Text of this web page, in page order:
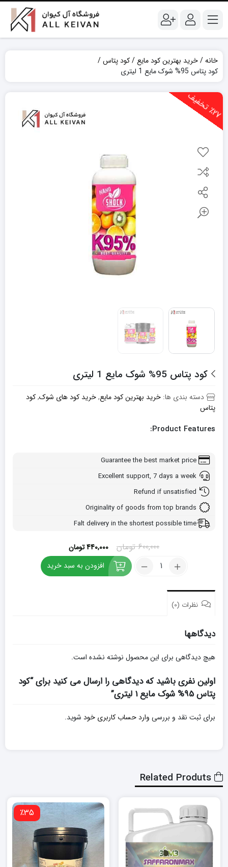
خانه خرید بهترین کود مایع
کود پتاس
کود پتاس 95% شوک مایع 1 لیتری
٪2
7
ت
خ
ف
یف
کود پتاس 95% شوک مایع 1 لیتری
دسته بندی ها: خرید بهترین کود مایع,خرید کود های شوک,کود
پتاس
Product Features:
Guarantee the best market price
Excellent support, 7 days a week
Refund if unsatisfied
Originality of goods from top brands
Falt delivery in the shortest possible time
600,000 تومان
قیمت
اصلی:
600,000 تومان
بود.
440,000تومان
فعلی:
440,000 تومان.
کود
پتاس
شوک
افزودن به سبد خرید
نظرات (0)
دیدگاهها
هیچ دیدگاهی برای این محصول نوشته نشده است.
اولین نفری باشید که دیدگاهی را ارسال می کنید برای “کود
پتاس 95% شوک مایع 1 لیتری”
برای ثبت نقد و بررسی وارد حساب کاربری خود شوید.
٪35